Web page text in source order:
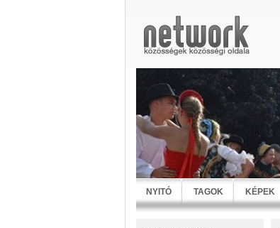
NYITÓ TAGOK KÉPEK